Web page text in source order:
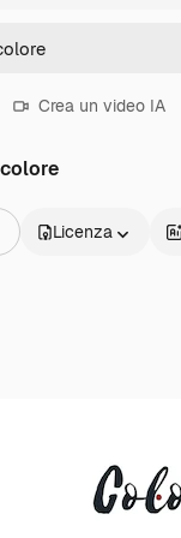
Crea un video IA
Licenza